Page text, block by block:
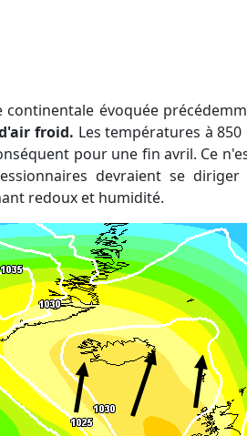
continentale évoquée
froid. Les températures à
pour une fin avril. Ce
devraient se
redoux et humidité.